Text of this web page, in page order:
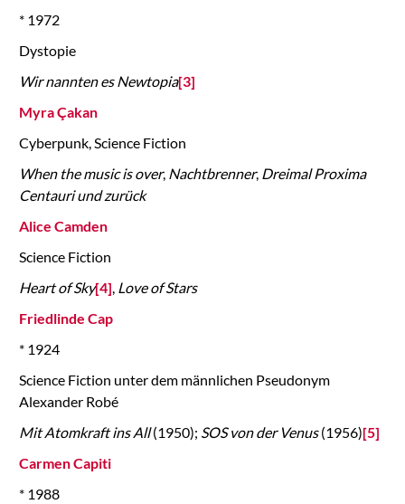
* 1972
Dystopie
Wir nannten es Newtopia[3]
Myra Çakan
Cyberpunk, Science Fiction
When the music is over, Nachtbrenner, Dreimal Proxima
Centauri und zurück
Alice Camden
Science Fiction
Heart of Sky[4], Love of Stars
Friedlinde Cap
* 1924
Science Fiction unter dem männlichen Pseudonym
Alexander Robé
Mit Atomkraft ins All(1950); SOS von der Venus(1956)[5]
Carmen Capiti
* 1988